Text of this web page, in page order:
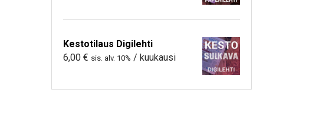
Kestotilaus Digilehti
6,00 € sis. alv. 10% / kuukausi